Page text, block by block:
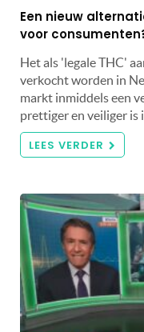
Een nieuw
voor
Het als 'legale THC'
verkocht worden in
markt inmiddels een
prettiger en veiliger
LEES VERDER